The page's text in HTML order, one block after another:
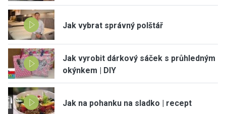
Jak vybrat správný polštář
Jak vyrobit dárkový sáček s průhledným
okýnkem | DIY
Jak na pohanku na sladko | recept